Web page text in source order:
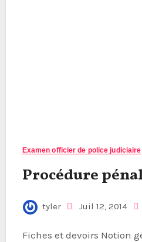
Examen officier de police judiciaire
Procédure
tyler Juil 12, 2014
Fiches et devoirs Notion générales procédure